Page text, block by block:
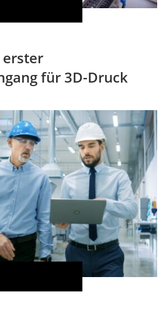
erster
für 3D-Druck